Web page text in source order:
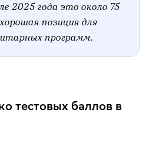
2025 года это около 75
позиция для
программ.
тестовых баллов в